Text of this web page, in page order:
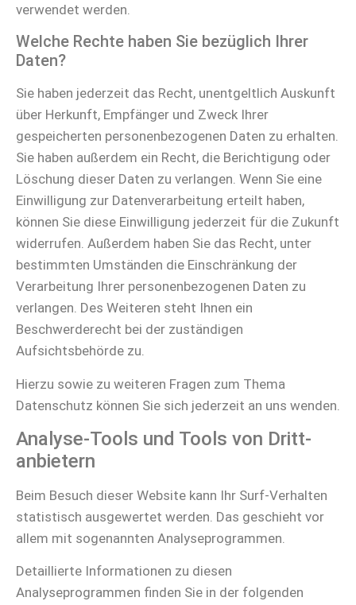
verwendet werden.
Welche Rechte haben Sie bezüglich Ihrer
Daten?
Sie haben jederzeit das Recht, unentgeltlich Auskunft
über Herkunft, Empfänger und Zweck Ihrer
gespeicherten personenbezogenen Daten zu erhalten.
Sie haben außerdem ein Recht, die Berichtigung oder
Löschung dieser Daten zu verlangen. Wenn Sie eine
Einwilligung zur Datenverarbeitung erteilt haben,
können Sie diese Einwilligung jederzeit für die Zukunft
widerrufen. Außerdem haben Sie das Recht, unter
bestimmten Umständen die Einschränkung der
Verarbeitung Ihrer personenbezogenen Daten zu
verlangen. Des Weiteren steht Ihnen ein
Beschwerderecht bei der zuständigen
Aufsichtsbehörde zu.
Hierzu sowie zu weiteren Fragen zum Thema
Datenschutz können Sie sich jederzeit an uns wenden.
Analyse-Tools und Tools von Dritt­
anbietern
Beim Besuch dieser Website kann Ihr Surf-Verhalten
statistisch ausgewertet werden. Das geschieht vor
allem mit sogenannten Analyseprogrammen.
Detaillierte Informationen zu diesen
Analyseprogrammen finden Sie in der folgenden